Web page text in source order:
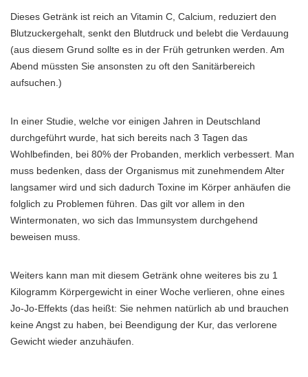
Dieses Getränk ist reich an Vitamin C, Calcium, reduziert den
Blutzuckergehalt, senkt den Blutdruck und belebt die Verdauung
(aus diesem Grund sollte es in der Früh getrunken werden. Am
Abend müssten Sie ansonsten zu oft den Sanitärbereich
aufsuchen.)
In einer Studie, welche vor einigen Jahren in Deutschland
durchgeführt wurde, hat sich bereits nach 3 Tagen das
Wohlbefinden, bei 80% der Probanden, merklich verbessert. Man
muss bedenken, dass der Organismus mit zunehmendem Alter
langsamer wird und sich dadurch Toxine im Körper anhäufen die
folglich zu Problemen führen. Das gilt vor allem in den
Wintermonaten, wo sich das Immunsystem durchgehend
beweisen muss.
Weiters kann man mit diesem Getränk ohne weiteres bis zu 1
Kilogramm Körpergewicht in einer Woche verlieren, ohne eines
Jo-Jo-Effekts (das heißt: Sie nehmen natürlich ab und brauchen
keine Angst zu haben, bei Beendigung der Kur, das verlorene
Gewicht wieder anzuhäufen.